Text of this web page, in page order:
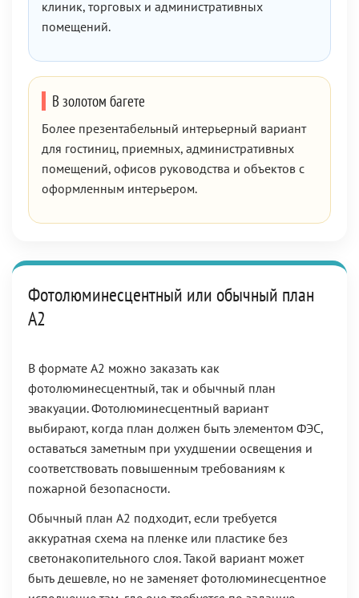
клиник, торговых и административных
помещений.
В золотом багете
Более презентабельный интерьерный вариант
для гостиниц, приемных, административных
помещений, офисов руководства и объектов с
оформленным интерьером.
Фотолюминесцентный или обычный план
А2
В формате А2 можно заказать как
фотолюминесцентный, так и обычный план
эвакуации. Фотолюминесцентный вариант
выбирают, когда план должен быть элементом ФЭС,
оставаться заметным при ухудшении освещения и
соответствовать повышенным требованиям к
пожарной безопасности.
Обычный план А2 подходит, если требуется
аккуратная схема на пленке или пластике без
светонакопительного слоя. Такой вариант может
быть дешевле, но не заменяет фотолюминесцентное